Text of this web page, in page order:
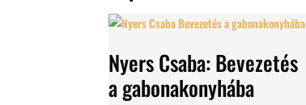
Nyers Csaba: Bevezetés
a gabonakonyhába